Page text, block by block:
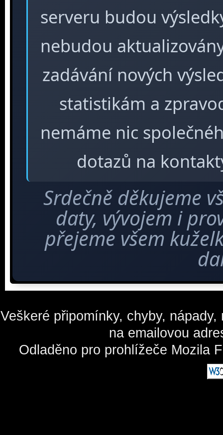
serveru budou
nebudou
zadávání nových
statistikám a
nemáme nic
dotazů na
Srdečně děkujeme
daty, vývojem i
přejeme všem
Veškeré připomínky, chyby,
na emailovou
Odladěno pro prohlížeče Mozila